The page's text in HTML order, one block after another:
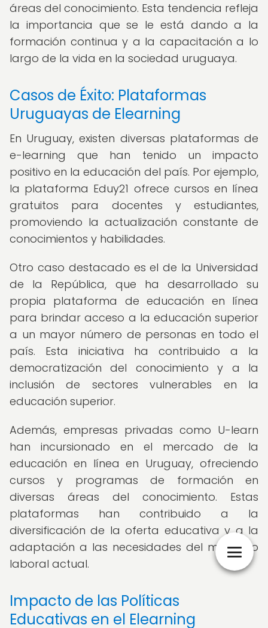
áreas del conocimiento. Esta tendencia refleja
la importancia que se le está dando a la
formación continua y a la capacitación a lo
largo de la vida en la sociedad uruguaya.
Casos de Éxito: Plataformas
Uruguayas de Elearning
En Uruguay, existen diversas plataformas de
e-learning que han tenido un impacto
positivo en la educación del país. Por ejemplo,
la plataforma Eduy21 ofrece cursos en línea
gratuitos para docentes y estudiantes,
promoviendo la actualización constante de
conocimientos y habilidades.
Otro caso destacado es el de la Universidad
de la República, que ha desarrollado su
propia plataforma de educación en línea
para brindar acceso a la educación superior
a un mayor número de personas en todo el
país. Esta iniciativa ha contribuido a la
democratización del conocimiento y a la
inclusión de sectores vulnerables en la
educación superior.
Además, empresas privadas como U-learn
han incursionado en el mercado de la
educación en línea en Uruguay, ofreciendo
cursos y programas de formación en
diversas áreas del conocimiento. Estas
plataformas han contribuido a la
diversificación de la oferta educativa y a la
adaptación a las necesidades del mercado
laboral actual.
Impacto de las Políticas
Educativas en el Elearning